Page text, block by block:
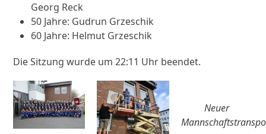
Georg Reck
50 Jahre: Gudrun Grzeschik
60 Jahre: Helmut Grzeschik
Die Sitzung wurde um 22:11 Uhr beendet.
Neuer